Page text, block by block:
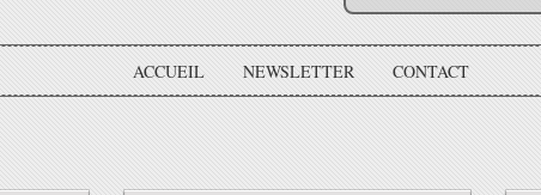
ACCUEIL NEWSLETTER CONTACT